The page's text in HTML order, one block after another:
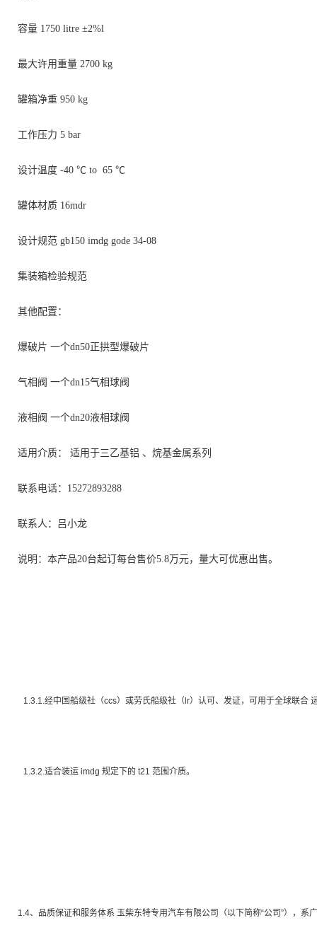
容量 1750 litre ±2%l
最大许用重量 2700 kg
罐箱净重 950 kg
工作压力 5 bar
设计温度 -40 ℃ to 65 ℃
罐体材质 16mdr
设计规范 gb150 imdg gode 34-08
集装箱检验规范
其他配置：
爆破片 一个dn50正拱型爆破片
气相阀 一个dn15气相球阀
液相阀 一个dn20液相球阀
适用介质： 适用于三乙基铝 、烷基金属系列
联系电话：15272893288
联系人：吕小龙
说明：本产品20台起订每台售价5.8万元，量大可优惠出售。
1.3.1.经中国船级社（ccs）或劳氏船级社（ lr）认可、发证，可用于全球联合
1.3.2.适合装运 imdg 规定下的 t21 范围介质。
1.4、品质保证和服务体系 玉柴东特专用汽车有限公司（以下简称“公司”），系